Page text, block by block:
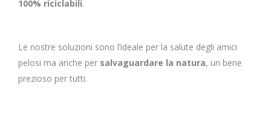
100% riciclabili.
Le nostre soluzioni sono l’ideale per la salute degli amici
pelosi ma anche per salvaguardare la natura, un bene
prezioso per tutti.